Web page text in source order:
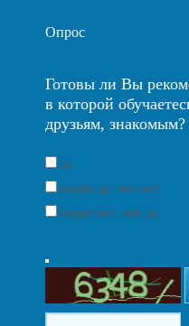
Опрос
Готовы ли Вы
в которой
друзьям, знакомым?
да
скорее да, чем нет
скорее нет, чем да